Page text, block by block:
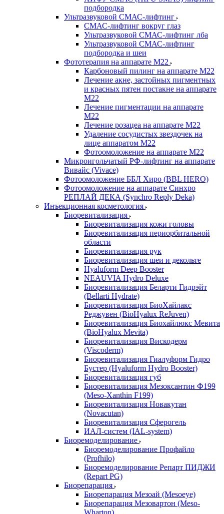
подбородка
Ультразвуковой СМАС-лифтинг
СМАС-лифтинг вокруг глаз
Ультразвуковой СМАС-лифтинг лба
Ультразвуковой СМАС-лифтинг
подбородка и шеи
Фототерапия на аппарате M22
Карбоновый пилинг на аппарате М22
Лечение акне, застойных пигментных
и красных пятен постакне на аппарате
М22
Лечение пигментации на аппарате
М22
Лечение розацеа на аппарате М22
Удаление сосудистых звездочек на
лице аппаратом М22
Фотоомоложение на аппарате М22
Микроигольчатый РФ-лифтинг на аппарате
Вивайс (Vivace)
Фотоомоложение ББЛ Хиро (BBL HERO)
Фотоомоложение на аппарате Синхро
РЕПЛАЙ ДЕКА (Synchro Reply Deka)
Инъекционная косметология
Биоревитализация
Биоревитализация кожи головы
Биоревитализация периорбитальной
области
Биоревитализация рук
Биоревитализация шеи и декольте
Hyaluform Deep Booster
NEAUVIA Hydro Deluxe
Биоревитализация Беларти Гидрэйт
(Bellarti Hydrate)
Биоревитализация БиоХайлакс
Реджувен (BioHyalux ReJuven)
Биоревитализация Биохайлюкс Мевита
(BioHyalux Mevita)
Биоревитализация Вискодерм
(Viscoderm)
Биоревитализация Гиалуформ Гидро
Бустер (Hyaluform Hydro Booster)
Биоревитализация губ
Биоревитализация Мезоксантин Ф199
(Meso-Xanthin F199)
Биоревитализация Новакутан
(Novacutan)
Биоревитализация Сферогель
ИАЛ-систем (IAL-system)
Биоремоделирование
Биоремоделирование Профайло
(Profhilo)
Биоремоделирование Репарт ПИДЖИ
(Repart PG)
Биорепарация
Биорепарация Мезоай (Mesoeye)
Биорепарация Мезовартон (Meso-
Wharton)